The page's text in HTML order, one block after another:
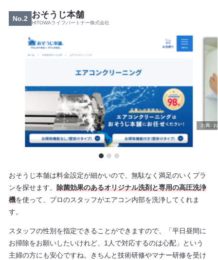
No.2 おそうじ本舗
HITOWAライフパートナー株式会社
おそうじ本舗は料金設定が細かいので、無駄なく満足のいくプラ
ンを探せます。 除菌効果のあるオリジナル洗剤と専用の高圧洗浄
機を使って、プロのスタッフがエアコン内部を洗浄してくれま
す。
スタッフの性別を指定できることができますので、「平日昼間に
お掃除をお願いしたいけれど、1人で対応するのは心配」という
主婦の方にも安心ですね。きちんと技術研修やマナー研修を受け